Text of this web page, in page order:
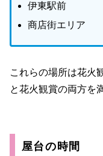
伊東駅前
商店街エリア
これらの場所は花火
と花火観賞の両方を
屋台の時間